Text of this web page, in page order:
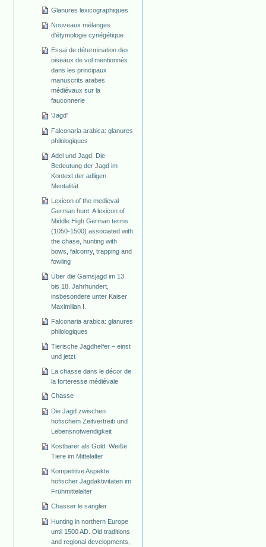
Glanures lexicographiques
Nouveaux mélanges
d'étymologie cynégétique
Essai de détermination des
oiseaux de vol mentionnés
dans les principaux
manuscrits arabes
médiévaux sur la
fauconnerie
'Jagd'
Falconaria arabica: glanures
philologiques
Adel und Jagd. Die
Bedeutung der Jagd im
Kontext der adligen
Mentalität
Lexicon of the medieval
German hunt. A lexicon of
Middle High German terms
(1050-1500) associated with
the chase, hunting with
bows, falconry, trapping and
fowling
Über die Gamsjagd im 13.
bis 18. Jahrhundert,
insbesondere unter Kaiser
Maximilian I.
Falconaria arabica: glanures
philologiques
Tierische Jagdhelfer – einst
und jetzt
La chasse dans le décor de
la forteresse médiévale
Chasse
Die Jagd zwischen
höfischem Zeitvertreib und
Lebensnotwendigkeit
Kostbarer als Gold: Weiße
Tiere im Mittelalter
Kompetitive Aspekte
höfischer Jagdaktivitäten im
Frühmittelalter
Chasser le sanglier
Hunting in northern Europe
until 1500 AD. Old traditions
and regional developments,